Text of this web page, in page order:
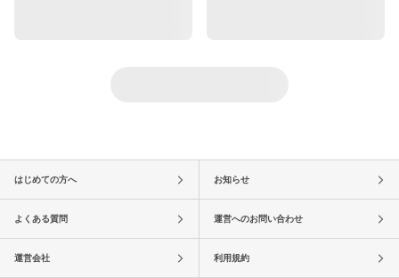
はじめての方へ お知らせ
よくある質問 運営へのお問い合わせ
運営会社 利用規約